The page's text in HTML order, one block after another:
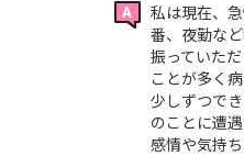
私は現在、
番、夜勤な
振っていた
ことが多く
少しずつで
のことに遭
感情や気持